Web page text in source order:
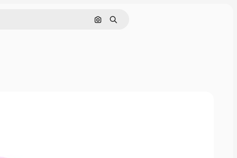
Sök efter bild
Söka